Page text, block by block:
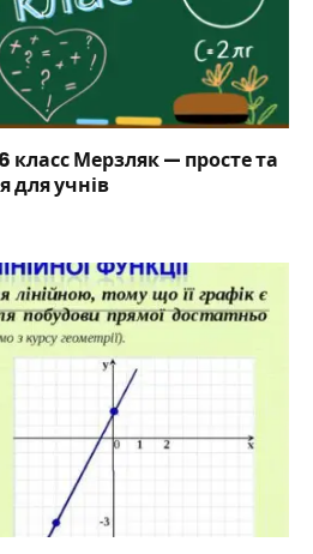
класс Мерзляк — просте та
для учнів